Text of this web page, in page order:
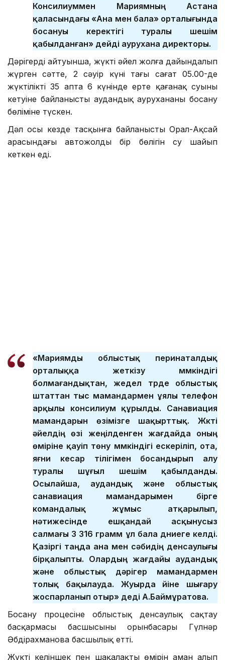
Консилиуммен Мариямның Астана
қаласындағы «Ана мен бала» орталығында
босануы керектігі туралы шешім
қабылданған» дейді аурухана директоры.
Дәрігердің айтуынша, жүкті әйел жолға дайындалып
жүрген сәтте, 2 сәуір күні таңғы сағат 05.00-де
жүктіліктің 35 апта 6 күнінде ерте қағанақ суының
кетуіне байланысты аудандық аурухананың босану
бөліміне түскен.
Дәл осы кезде тасқынға байланысты Орал-Ақсай
арасындағы автожолдың бір бөлігін су шайып
кеткен еді.
«Мариямды облыстық перинаталдық
орталыққа жеткізу мүмкіндігі
болмағандықтан, жедел түрде облыстық
штаттан тыс мамандармен ұялы телефон
арқылы консилиум құрылды. Санавиация
мамандарын өзімізге шақырттық. Жүкті
әйелдің өзі жеңілденген жағдайда оның
өміріне қауіп төну мүмкіндігі ескеріліп, ота,
яғни кесар тілігімен босандырып алу
туралы шұғыл шешім қабылданды.
Осылайша, аудандық және облыстық
санавиация мамандарымен бірге
командалық жұмыс атқарылып,
нәтижесінде ешқандай асқынусыз
салмағы 3 316 грамм ұл бала дүниеге келді.
Қазіргі таңда ана мен сәбидің денсаулығы
бірқалыпты. Олардың жағдайы аудандық
және облыстық дәрігер мамандармен
толық бақылауда. Жуырда үйіне шығару
жоспарланып отыр» деді А.Баймұратова.
Босану процесіне облыстық денсаулық сақтау
басқармасы басшысының орынбасары Гүлнәр
Әбдірахманова басшылық етті.
Жүкті келіншек пен шақалақтың өмірін аман алып